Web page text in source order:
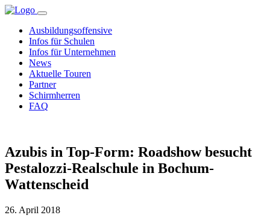
Ausbildungsoffensive
Infos für Schulen
Infos für Unternehmen
News
Aktuelle Touren
Partner
Schirmherren
FAQ
Azubis in Top-Form: Roadshow besucht
Pestalozzi-Realschule in Bochum-
Wattenscheid
26. April 2018